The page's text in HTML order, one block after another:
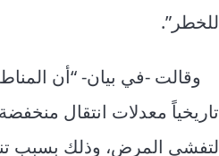
للخطر”.
وقالت -في بيان- “أن
تاريخياً معدلات انتقال
لتفشي المرض، وذلك بسبب